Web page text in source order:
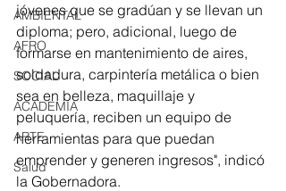
AMBIENTAL
AFRO
SOCIAL
ACADEMIA
ARTE
Salud
jóvenes que se gradúan y se llevan un
diploma; pero, adicional, luego de
formarse en mantenimiento de aires,
soldadura, carpintería metálica o bien
sea en belleza, maquillaje y
peluquería, reciben un equipo de
herramientas para que puedan
emprender y generen ingresos", indicó
la Gobernadora.